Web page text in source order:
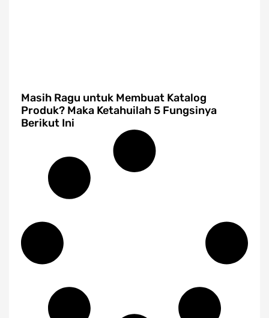
Masih Ragu untuk Membuat Katalog
Produk? Maka Ketahuilah 5 Fungsinya
Berikut Ini